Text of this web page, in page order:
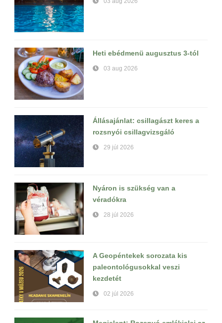
Heti ebédmenü augusztus 3-tól
03 aug 2026
Állásajánlat: csillagászt keres a
rozsnyói csillagvizsgáló
29 júl 2026
Nyáron is szükség van a
véradókra
28 júl 2026
A Geopéntekek sorozata kis
paleontológusokkal veszi
kezdetét
02 júl 2026